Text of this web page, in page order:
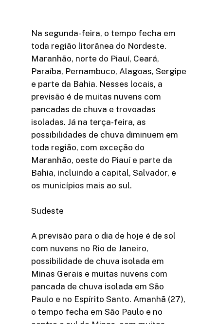
Na segunda-feira, o tempo fecha em
toda região litorânea do Nordeste.
Maranhão, norte do Piauí, Ceará,
Paraíba, Pernambuco, Alagoas, Sergipe
e parte da Bahia. Nesses locais, a
previsão é de muitas nuvens com
pancadas de chuva e trovoadas
isoladas. Já na terça-feira, as
possibilidades de chuva diminuem em
toda região, com exceção do
Maranhão, oeste do Piauí e parte da
Bahia, incluindo a capital, Salvador, e
os municípios mais ao sul.
Sudeste
A previsão para o dia de hoje é de sol
com nuvens no Rio de Janeiro,
possibilidade de chuva isolada em
Minas Gerais e muitas nuvens com
pancada de chuva isolada em São
Paulo e no Espírito Santo. Amanhã (27),
o tempo fecha em São Paulo e no